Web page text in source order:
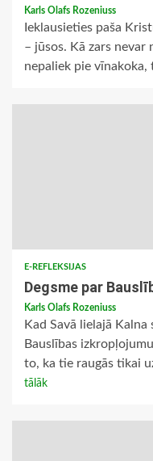
Karls Olafs Rozeniuss
Ieklausieties paša
– jūsos. Kā zars nevar
nepaliek pie vīnakoka,
E-REFLEKSIJAS
Degsme par
Karls Olafs Rozeniuss
Kad Savā lielajā
Bauslības
to, ka tie raugās tikai
tālāk